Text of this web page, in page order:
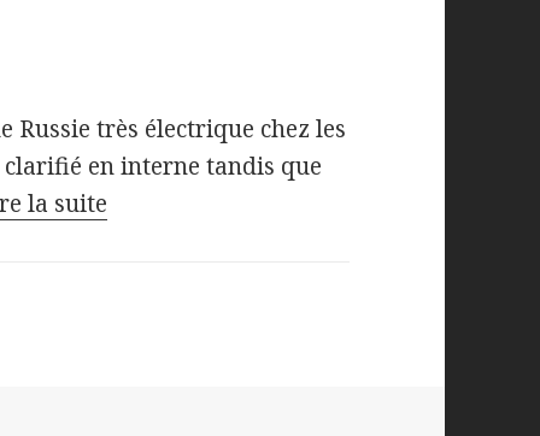
Russie très électrique chez les
en interne tandis que
la suite